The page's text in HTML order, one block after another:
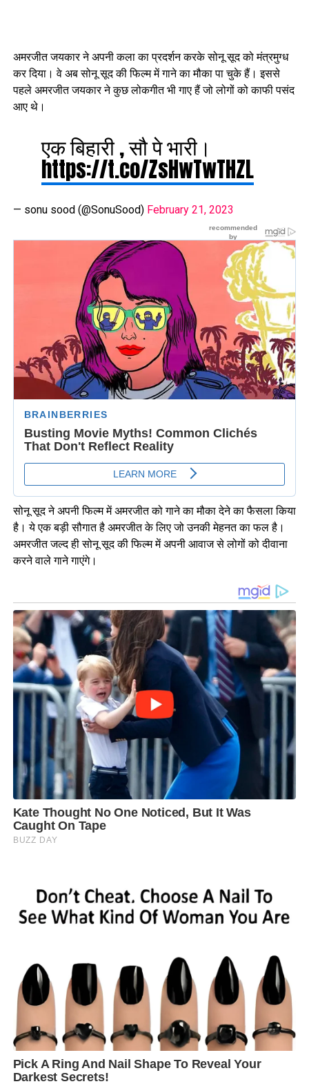
अमरजीत जयकार ने अपनी कला का प्रदर्शन करके सोनू सूद को मंत्रमुग्ध
कर दिया। वे अब सोनू सूद की फिल्म में गाने का मौका पा चुके हैं। इससे
पहले अमरजीत जयकार ने कुछ लोकगीत भी गाए हैं जो लोगों को काफी पसंद
आए थे।
एक बिहारी , सौ पे भारी।
https://t.co/ZsHwTwTHZL
— sonu sood (@SonuSood) February 21, 2023
सोनू सूद ने अपनी फिल्म में अमरजीत को गाने का मौका देने का फैसला किया
है। ये एक बड़ी सौगात है अमरजीत के लिए जो उनकी मेहनत का फल है।
अमरजीत जल्द ही सोनू सूद की फिल्म में अपनी आवाज से लोगों को दीवाना
करने वाले गाने गाएंगे।